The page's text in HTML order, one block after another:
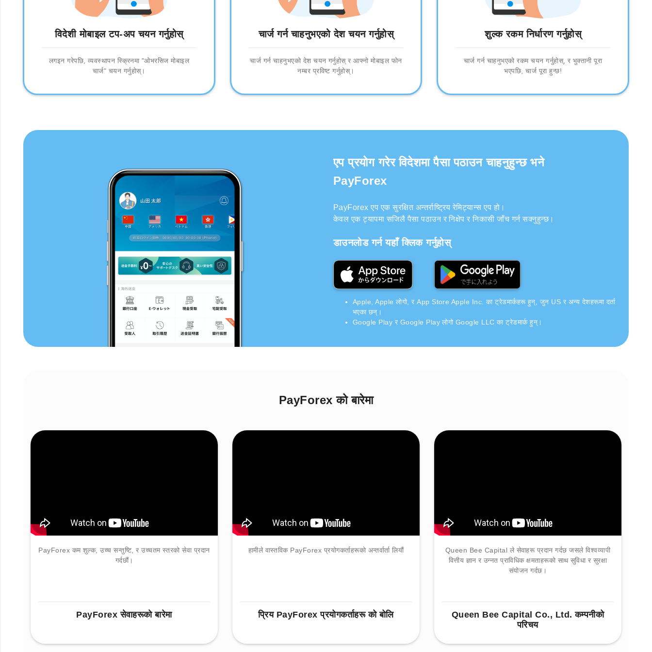
विदेशी मोबाइल टप-अप चयन गर्नुहोस्
लगइन गरेपछि, व्यवस्थापन स्क्रिनमा "ओभरसिज मोबाइल
चार्ज" चयन गर्नुहोस्।
चार्ज गर्न चाहनुभएको देश चयन गर्नुहोस्
चार्ज गर्न चाहनुभएको देश चयन गर्नुहोस् र आफ्नो मोबाइल फोन
नम्बर प्रविष्ट गर्नुहोस्।
शुल्क रकम निर्धारण गर्नुहोस्
चार्ज गर्न चाहनुभएको रकम चयन गर्नुहोस्, र भुक्तानी पूरा
भएपछि, चार्ज पूरा हुन्छ!
एप प्रयोग गरेर विदेशमा पैसा पठाउन चाहनुहुन्छ भने
PayForex
PayForex एप एक सुरक्षित अन्तर्राष्ट्रिय रेमिट्यान्स एप हो।
केवल एक ट्यापमा सजिलै पैसा पठाउन र निक्षेप र निकासी जाँच गर्न सक्नुहुन्छ।
डाउनलोड गर्न यहाँ क्लिक गर्नुहोस्
Apple, Apple लोगो, र App Store Apple Inc. का ट्रेडमार्कहरू हुन्, जुन US र अन्य देशहरूमा दर्ता
भएका छन्।
Google Play र Google Play लोगो Google LLC का ट्रेडमार्क हुन्।
PayForex को बारेमा
PayForex कम शुल्क, उच्च सन्तुष्टि, र उच्चतम स्तरको सेवा प्रदान
गर्दछौं।
PayForex सेवाहरूको बारेमा
हामीले वास्तविक PayForex प्रयोगकर्ताहरूको अन्तर्वार्ता लियौं
प्रिय PayForex प्रयोगकर्ताहरू को बोलि
Queen Bee Capital ले सेवाहरू प्रदान गर्दछ जसले विश्वव्यापी
वित्तीय ज्ञान र उन्नत प्राविधिक क्षमताहरूको साथ सुविधा र सुरक्षा
संयोजन गर्दछ।
Queen Bee Capital Co., Ltd. कम्पनीको
परिचय